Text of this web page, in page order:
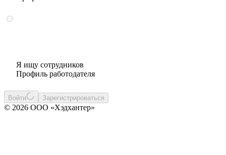
Я ищу сотрудников
Профиль работодателя
Войти Зарегистрироваться
© 2026 ООО «Хэдхантер»